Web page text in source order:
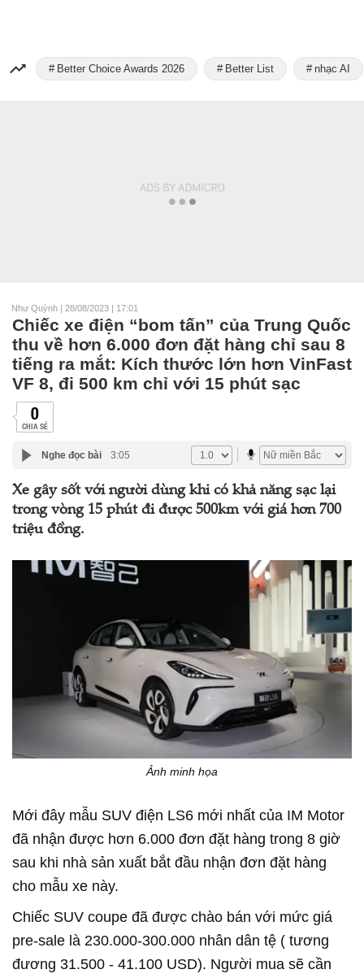
Better Choice Awards 2026 Better List nhạc AI
Như Quỳnh | 28/08/2023 | 17:01
Chiếc xe điện “bom tấn” của Trung Quốc
thu về hơn 6.000 đơn đặt hàng chỉ sau 8
tiếng ra mắt: Kích thước lớn hơn VinFast
VF 8, đi 500 km chỉ với 15 phút sạc
0
CHIA SẺ
Nghe đọc bài 3:05
Xe gây sốt với người dùng khi có khả năng sạc lại
trong vòng 15 phút đi được 500km với giá hơn 700
triệu đồng.
Ảnh minh họa
Mới đây mẫu SUV điện LS6 mới nhất của IM Motor
đã nhận được hơn 6.000 đơn đặt hàng trong 8 giờ
sau khi nhà sản xuất bắt đầu nhận đơn đặt hàng
cho mẫu xe này.
Chiếc SUV coupe đã được chào bán với mức giá
pre-sale là 230.000-300.000 nhân dân tệ ( tương
đương 31.500 - 41.100 USD). Người mua sẽ cần